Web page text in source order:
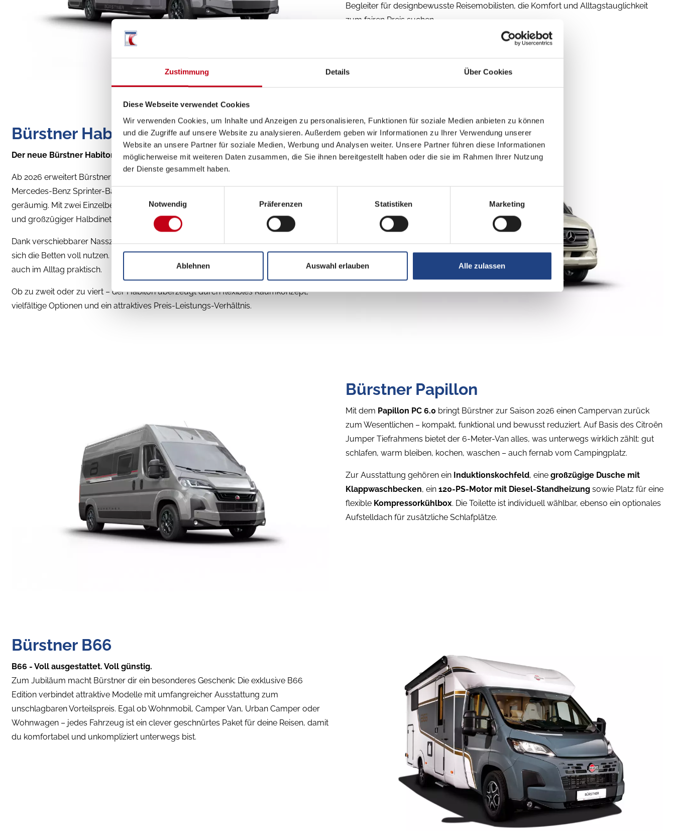
Zustimmung Details Über Cookies
Diese Webseite verwendet Cookies
Wir verwenden Cookies, um Inhalte und Anzeigen zu personalisieren, Funktionen für soziale Medien anbieten zu können
und die Zugriffe auf unsere Website zu analysieren. Außerdem geben wir Informationen zu Ihrer Verwendung unserer
Website an unsere Partner für soziale Medien, Werbung und Analysen weiter. Unsere Partner führen diese Informationen
möglicherweise mit weiteren Daten zusammen, die Sie ihnen bereitgestellt haben oder die sie im Rahmen Ihrer Nutzung
der Dienste gesammelt haben.
Einwilligungsauswahl
Notwendig
Präferenzen Statistiken Marketing
Ablehnen Auswahl erlauben Alle zulassen
Begleiter für designbewusste Reisemobilisten, die Komfort und Alltagstauglichkeit
zum fairen Preis suchen.
Bürstner Signature – Form, Funktion, Freiheit.
Bürstner Habiton
Der neue Bürstner Habiton – kompakt, flexibel, komfortabel
Ab 2026 erweitert Bürstner sein Portfolio um den Habiton: ein Campervan auf
Mercedes-Benz Sprinter-Basis, unter 6 Meter lang und dennoch überraschend
geräumig. Mit zwei Einzelbetten, optionalem Aufstelldach, verschiebbarer Nasszelle
und großzügiger Halbdinette bietet er maximalen Komfort auf kleinem Raum.
Dank verschiebbarer Nasszelle entsteht tagsüber mehr Wohnfläche, abends lassen
sich die Betten voll nutzen. Die clevere Küche mit Außen­zugang macht den Habiton
auch im Alltag praktisch.
Ob zu zweit oder zu viert – der Habiton überzeugt durch flexibles Raumkonzept,
vielfältige Optionen und ein attraktives Preis-Leistungs-Verhältnis.
Bürstner Papillon
Mit dem Papillon PC 6.0 bringt Bürstner zur Saison 2026 einen Campervan zurück
zum Wesentlichen – kompakt, funktional und bewusst reduziert. Auf Basis des Citroën
Jumper Tiefrahmens bietet der 6-Meter-Van alles, was unterwegs wirklich zählt: gut
schlafen, warm bleiben, kochen, waschen – auch fernab vom Campingplatz.
Zur Ausstattung gehören ein Induktionskochfeld, eine großzügige Dusche mit
Klappwaschbecken, ein 120-PS-Motor mit Diesel-Standheizung sowie Platz für eine
flexible Kompressorkühlbox. Die Toilette ist individuell wählbar, ebenso ein optionales
Aufstelldach für zusätzliche Schlafplätze.
Bürstner B66
B66 - Voll ausgestattet. Voll günstig.
Zum Jubiläum macht Bürstner dir ein besonderes Geschenk: Die exklusive B66
Edition verbindet attraktive Modelle mit umfangreicher Ausstattung zum
unschlagbaren Vorteilspreis. Egal ob Wohnmobil, Camper Van, Urban Camper oder
Wohnwagen – jedes Fahrzeug ist ein clever geschnürtes Paket für deine Reisen, damit
du komfortabel und unkompliziert unterwegs bist.